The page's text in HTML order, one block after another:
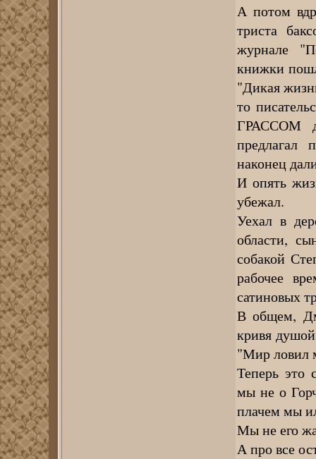
А потом
триста
журнале
книжки
"Дикая
то
ГРАССОМ
предлагал
наконец
И опять
убежал.
Уехал в
области,
собакой
рабочее
сатиновых
В общем,
кривя
"Мир ловил
Теперь это
мы не о
плачем мы
Мы не его
А про все